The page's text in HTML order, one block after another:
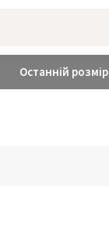
Останній розмір